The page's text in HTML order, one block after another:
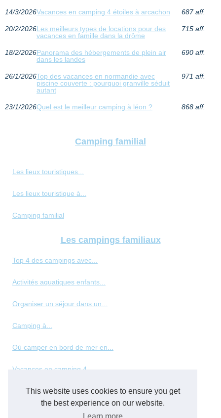
This website uses cookies to ensure you get
the best experience on our website.
14/3/2026Vacances en camping 4 étoiles à arcachon 687 aff.
20/2/2026Les meilleurs types de locations pour des
vacances en famille dans la drôme
715 aff.
18/2/2026Panorama des hébergements de plein air
dans les landes
690 aff.
26/1/2026Top des vacances en normandie avec
piscine couverte : pourquoi granville séduit
autant
971 aff.
23/1/2026Quel est le meilleur camping à léon ? 868 aff.
Camping familial
Les lieux touristiques...
Les lieux touristique à...
Camping familial
Les campings familiaux
Top 4 des campings avec...
Activités aquatiques enfants...
Organiser un séjour dans un...
Camping à...
Où camper en bord de mer en...
Vacances en camping 4...
Les meilleurs types de...
Panorama des hébergements de...